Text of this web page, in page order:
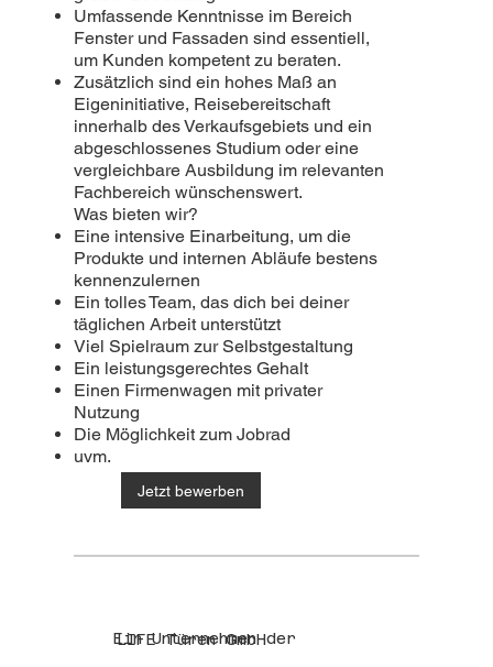
Umfassende Kenntnisse im Bereich
Fenster und Fassaden sind essentiell,
um Kunden kompetent zu beraten.
Zusätzlich sind ein hohes Maß an
Eigeninitiative, Reisebereitschaft
innerhalb des Verkaufsgebiets und ein
abgeschlossenes Studium oder eine
vergleichbare Ausbildung im relevanten
Fachbereich wünschenswert.
Was bieten wir?
Eine intensive Einarbeitung, um die
Produkte und internen Abläufe bestens
kennenzulernen
Ein tolles Team, das dich bei deiner
täglichen Arbeit unterstützt
Viel Spielraum zur Selbstgestaltung
Ein leistungsgerechtes Gehalt
Einen Firmenwagen mit privater
Nutzung
Die Möglichkeit zum Jobrad
uvm.
Jetzt bewerben
LIFE Türen GmbH
Ein Unternehmen der